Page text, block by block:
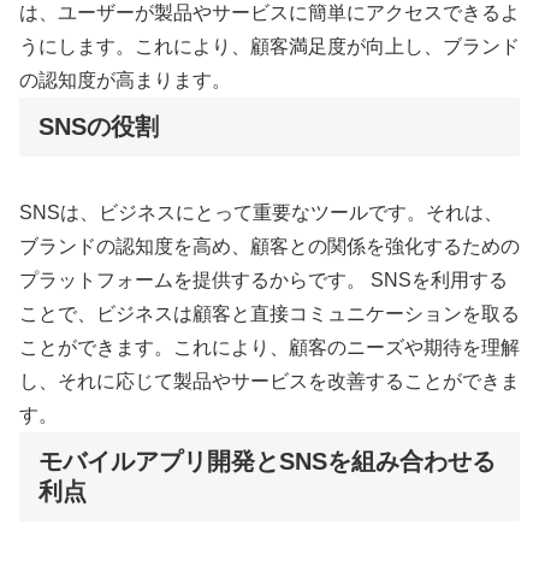
は、ユーザーが製品やサービスに簡単にアクセスできるよ
うにします。これにより、顧客満足度が向上し、ブランド
の認知度が高まります。
SNSの役割
SNSは、ビジネスにとって重要なツールです。それは、
ブランドの認知度を高め、顧客との関係を強化するための
プラットフォームを提供するからです。 SNSを利用する
ことで、ビジネスは顧客と直接コミュニケーションを取る
ことができます。これにより、顧客のニーズや期待を理解
し、それに応じて製品やサービスを改善することができま
す。
モバイルアプリ開発とSNSを組み合わせる
利点